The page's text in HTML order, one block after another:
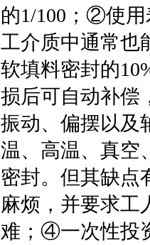
的1/100；②使
工介质中通常也
软填料密封的
损后可自动补偿
振动、偏摆以及
温、高温、真空
密封。但其缺
麻烦，并要求
难；④一次性投